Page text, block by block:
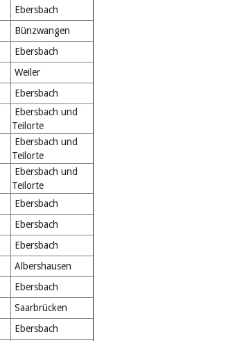
Ebersbach
Bünzwangen
Ebersbach
Weiler
Ebersbach
Ebersbach und
Teilorte
Ebersbach und
Teilorte
Ebersbach und
Teilorte
Ebersbach
Ebersbach
Ebersbach
Albershausen
Ebersbach
Saarbrücken
Ebersbach